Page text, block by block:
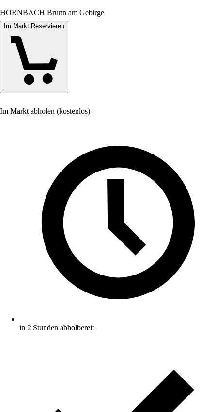
HORNBACH Brunn am Gebirge
Im Markt Reservieren
Im Markt abholen (kostenlos)
in 2 Stunden abholbereit